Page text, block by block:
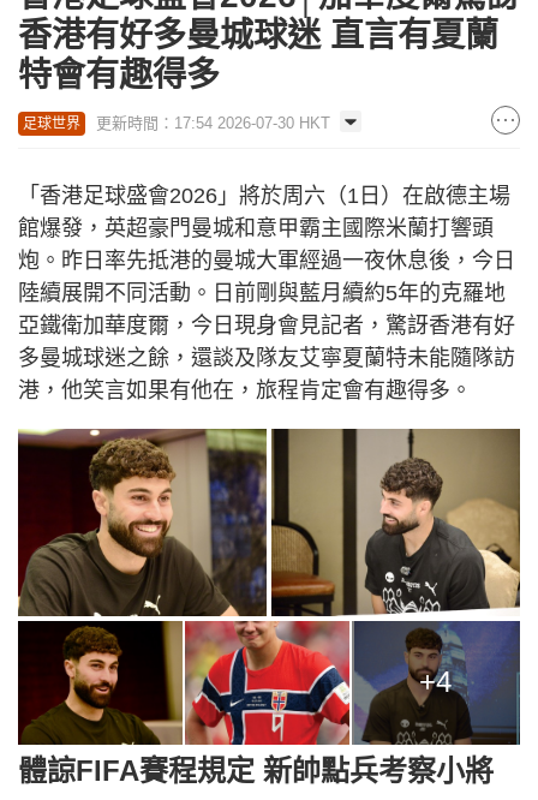
香港有好多曼城球迷 直言有夏蘭
特會有趣得多
足球世界 更新時間：17:54 2026-07-30 HKT
「香港足球盛會2026」將於周六（1日）在啟德主場
館爆發，英超豪門曼城和意甲霸主國際米蘭打響頭
炮。昨日率先抵港的曼城大軍經過一夜休息後，今日
陸續展開不同活動。日前剛與藍月續約5年的克羅地
亞鐵衛加華度爾，今日現身會見記者，驚訝香港有好
多曼城球迷之餘，還談及隊友艾寧夏蘭特未能隨隊訪
港，他笑言如果有他在，旅程肯定會有趣得多。
+4
體諒FIFA賽程規定 新帥點兵考察小將